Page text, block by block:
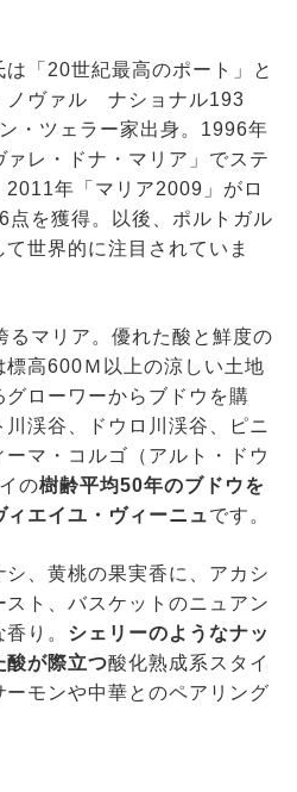
「20世紀最高のポート」と
ノヴァル ナショナル193
・ツェラー家出身。1996年
レ・ドナ・マリア」でステ
2011年「マリア2009」がロ
点を獲得。以後、ポルトガル
世界的に注目されていま
るマリア。優れた酸と鮮度の
高600Ｍ以上の涼しい土地
ローワーからブドウを購
渓谷、ドウロ川渓谷、ピニ
マ・コルゴ（アルト・ドウ
の樹齢平均50年のブドウを
エイユ・ヴィーニュです。
、黄桃の果実香に、アカシ
ト、バスケットのニュアン
り。 シェリーのようなナッ
酸が際立つ酸化熟成系スタイ
ーモンや中華とのペアリング